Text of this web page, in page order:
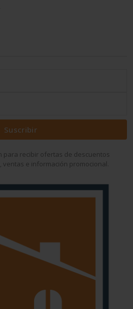
Suscribir
para recibir ofertas de descuentos
e información promocional.